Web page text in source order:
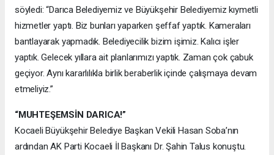
söyledi: “Darıca Belediyemiz ve Büyükşehir Belediyemiz kıymetli
hizmetler yaptı. Biz bunları yaparken şeffaf yaptık. Kameraları
bantlayarak yapmadık. Belediyecilik bizim işimiz. Kalıcı işler
yaptık. Gelecek yıllara ait planlarımızı yaptık. Zaman çok çabuk
geçiyor. Aynı kararlılıkla birlik beraberlik içinde çalışmaya devam
etmeliyiz.”
“MUHTEŞEMSİN DARICA!”
Kocaeli Büyükşehir Belediye Başkan Vekili Hasan Soba’nın
ardından AK Parti Kocaeli İl Başkanı Dr. Şahin Talus konuştu.